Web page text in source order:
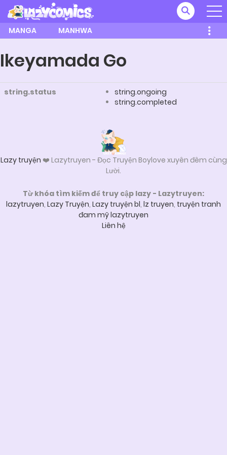
MANGA MANHWA
Ikeyamada Go
string.status
string.ongoing
string.completed
Lazy truyện ❤️ Lazytruyen - Đọc Truyện Boylove xuyên đêm cùng
Lười.
Từ khóa tìm kiếm để truy cập lazy - Lazytruyen:
lazytruyen, Lazy Truyện, Lazy truyện bl, lz truyen, truyện tranh
đam mỹ lazytruyen
Liên hệ